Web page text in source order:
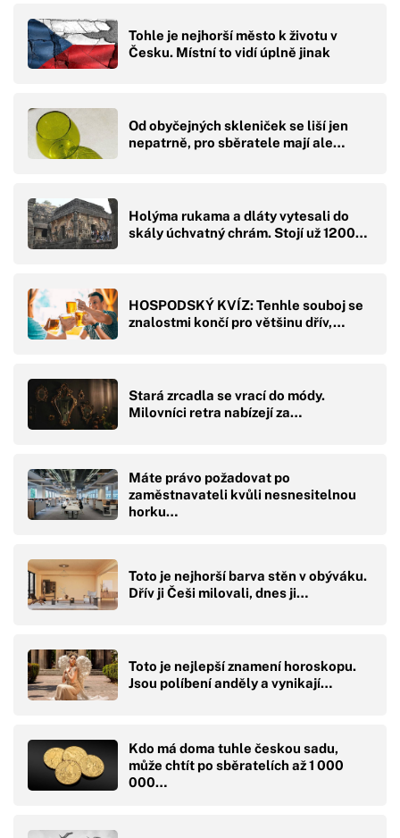
Tohle je nejhorší město k životu v
Česku. Místní to vidí úplně jinak
Od obyčejných skleniček se liší jen
nepatrně, pro sběratele mají ale…
Holýma rukama a dláty vytesali do
skály úchvatný chrám. Stojí už 1200…
HOSPODSKÝ KVÍZ: Tenhle souboj se
znalostmi končí pro většinu dřív,…
Stará zrcadla se vrací do módy.
Milovníci retra nabízejí za…
Máte právo požadovat po
zaměstnavateli kvůli nesnesitelnou
horku…
Toto je nejhorší barva stěn v obýváku.
Dřív ji Češi milovali, dnes ji…
Toto je nejlepší znamení horoskopu.
Jsou políbení anděly a vynikají…
Kdo má doma tuhle českou sadu,
může chtít po sběratelích až 1 000
000…